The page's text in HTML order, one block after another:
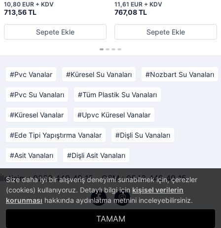
Size daha iyi bir alışveriş deneyimi sunabilmek için, çerezler
(cookies) kullanıyoruz. Detaylı bilgi için kişisel verilerin
korunması hakkında aydınlatma metnini inceleyebilirsiniz.
TAMAM
713,56 TL
10,80 EUR + KDV
Sepete Ekle
767,08 TL
11,61 EUR + KDV
Sepete Ekle
Pvc Vanalar Küresel Su Vanaları Nozbart Su Vanaları
Pvc Su Vanaları Tüm Plastik Su Vanaları
Küresel Vanalar Upvc Küresel Vanalar
Ede Tipi Yapıştırma Vanalar Dişli Su Vanaları
Asit Vanaları Dişli Asit Vanaları
İletişim : 0232 449 49 15 - GSM : 0543 449 49 15
E-Ticaret Sistemi